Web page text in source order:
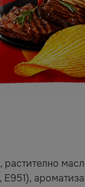
растително
E951),